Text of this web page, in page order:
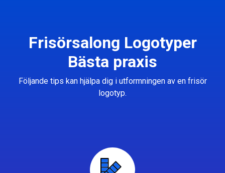
Frisörsalong Logotyper
Bästa praxis
Följande tips kan hjälpa dig i utformningen av en frisör
logotyp.